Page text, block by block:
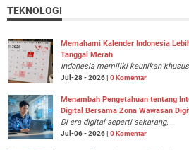
TEKNOLOGI
Memahami Kalender Indonesia
Tanggal Merah
Indonesia memiliki keunikan
Jul-28 - 2026 | 0 Komentar
Menambah Pengetahuan tentang
Digital Bersama Zona Wawasan
Di era digital seperti sekarang,...
Jul-06 - 2026 | 0 Komentar